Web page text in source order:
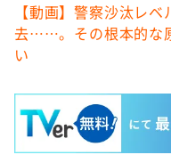
【動画】警察沙汰レ
去……。その根本的な
い